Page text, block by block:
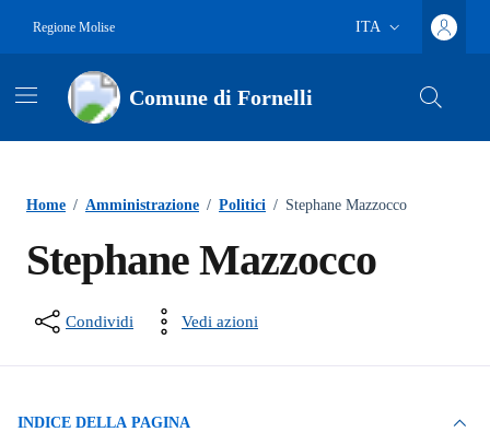
Regione Molise
Lingua attiva:
ITA
Comune di Fornelli
Home / Amministrazione / Politici / Stephane Mazzocco
Stephane Mazzocco
Condividi Vedi azioni
INDICE DELLA PAGINA